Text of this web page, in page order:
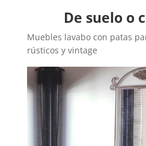
De suelo o
Muebles lavabo con patas
rústicos y vintage